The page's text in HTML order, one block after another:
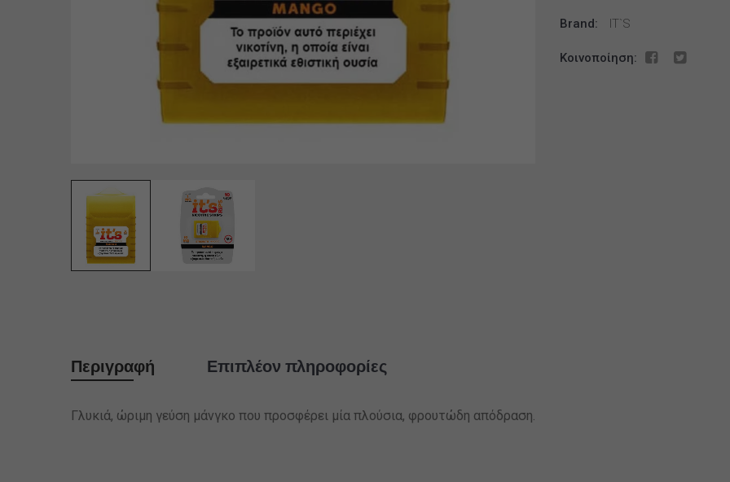
τεμ.)
ποσότητα
Brand: IT`S
Κοινοποίηση:
Περιγραφή Επιπλέον πληροφορίες
Γλυκιά, ώριμη γεύση μάνγκο που προσφέρει μία πλούσια, φρουτώδη απόδραση.